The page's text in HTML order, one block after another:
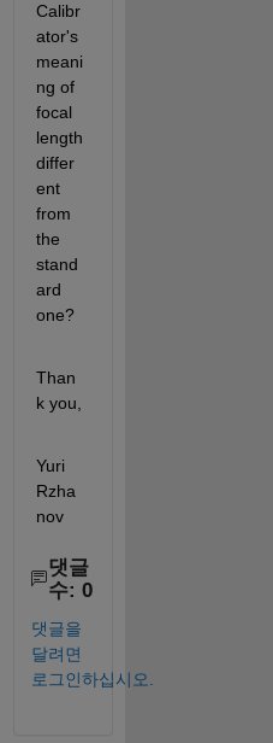
Calibr
ator's
meani
ng of
focal
length
differ
ent
from
the
stand
ard
one?
Than
k you,
Yuri
Rzha
nov
댓글
수: 0
댓글을
달려면
로그인하십시오.